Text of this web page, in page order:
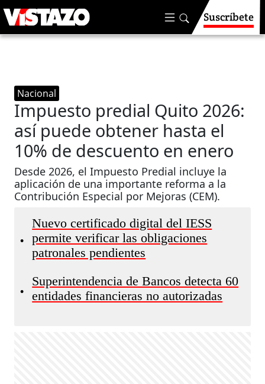
Suscríbete
Nacional
Impuesto predial Quito 2026:
así puede obtener hasta el
10% de descuento en enero
Desde 2026, el Impuesto Predial incluye la
aplicación de una importante reforma a la
Contribución Especial por Mejoras (CEM).
•
Nuevo certificado digital del IESS
permite verificar las obligaciones
patronales pendientes
•
Superintendencia de Bancos detecta 60
entidades financieras no autorizadas